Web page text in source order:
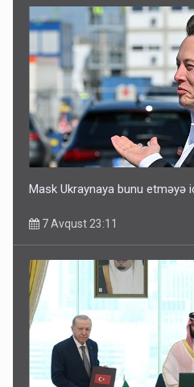
Mask Ukraynaya bunu etməyə
7 Avqust 23:11